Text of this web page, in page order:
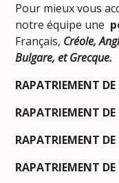
Pour mieux vous
notre équipe une
Français, Créole,
Bulgare, et Grecque.
RAPATRIEMENT
RAPATRIEMENT
RAPATRIEMENT DE
RAPATRIEMENT DE